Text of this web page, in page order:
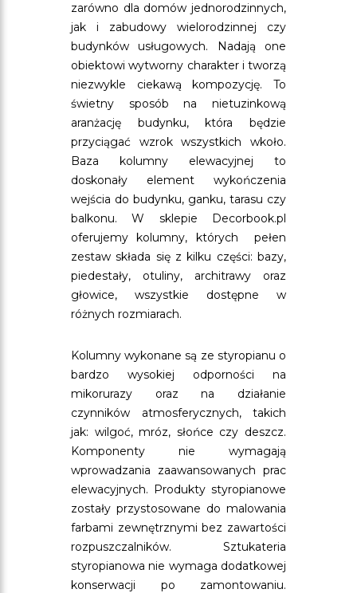
zarówno dla domów jednorodzinnych,
jak i zabudowy wielorodzinnej czy
budynków usługowych. Nadają one
obiektowi wytworny charakter i tworzą
niezwykle ciekawą kompozycję. To
świetny sposób na nietuzinkową
aranżację budynku, która będzie
przyciągać wzrok wszystkich wkoło.
Baza kolumny elewacyjnej to
doskonały element wykończenia
wejścia do budynku, ganku, tarasu czy
balkonu. W sklepie Decorbook.pl
oferujemy kolumny, których pełen
zestaw składa się z kilku części: bazy,
piedestały, otuliny, architrawy oraz
głowice, wszystkie dostępne w
różnych rozmiarach.
Kolumny wykonane są ze styropianu o
bardzo wysokiej odporności na
mikorurazy oraz na działanie
czynników atmosferycznych, takich
jak: wilgoć, mróz, słońce czy deszcz.
Komponenty nie wymagają
wprowadzania zaawansowanych prac
elewacyjnych. Produkty styropianowe
zostały przystosowane do malowania
farbami zewnętrznymi bez zawartości
rozpuszczalników. Sztukateria
styropianowa nie wymaga dodatkowej
konserwacji po zamontowaniu.